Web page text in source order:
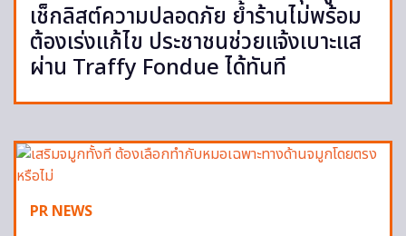
เช็กลิสต์ความปลอดภัย ย้ำร้านไม่พร้อม
ต้องเร่งแก้ไข ประชาชนช่วยแจ้งเบาะแส
ผ่าน Traffy Fondue ได้ทันที
PR NEWS